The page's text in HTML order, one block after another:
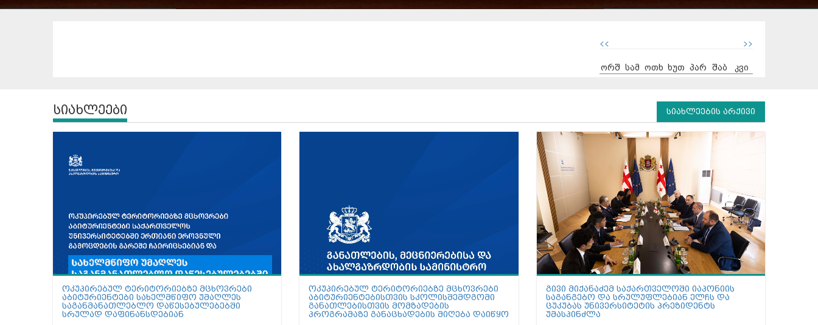
<< >>
ორშ სამ ოთხ ხუთ პარ შაბ კვი
სიახლეები სიახლეების არქივი
ოკუპირებულ ტერიტორიებზე მცხოვრები
აბიტურიენტები სახელმწიფო უმაღლეს
საგანმანათლებლო დაწესებულებებში
სრულად დაფინანსდებიან
ოკუპირებულ ტერიტორიებზე მცხოვრები
აბიტურიენტებისთვის სკოლისშემდგომი
განათლებისთვის მომზადების
პროგრამაზე განაცხადების მიღება დაიწყო
გივი მიქანაძემ საქართველოში იაპონიის
საგანგებო და სრულუფლებიან ელჩს და
ცუკუბას უნივერსიტეტის პრეზიდენტს
უმასპინძლა